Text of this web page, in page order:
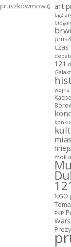
bgż
czas
121
wojna
mok
NGO
PKP